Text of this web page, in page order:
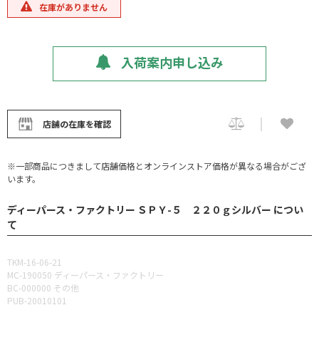
在庫がありません
入荷案内申し込み
店舗の在庫を確認
※一部商品につきまして店舗価格とオンラインストア価格が異なる場合がござ
います。
ディーパース・ファクトリー ＳＰＹ-５ ２２０ｇシルバー につい
て
TKM-16-06-21
MC-190050 ディーパース・ファクトリー
BC-000000 その他
PUB-20010101